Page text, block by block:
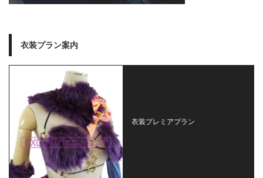
衣装プラン案内
衣装プレミアプラン